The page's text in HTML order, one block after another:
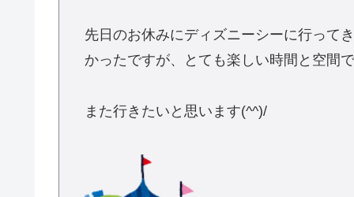
先日のお休みにディズニーシーに行って
かったですが、とても楽しい時間と空間
また行きたいと思います(^^)/